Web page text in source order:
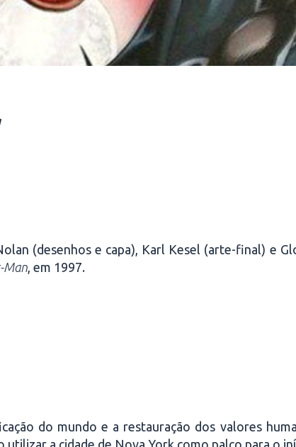
(desenhos e capa), Karl Kesel (arte-final) e
Man, em 1997.
do mundo e a restauração dos valores
a cidade de Nova York como palco para o